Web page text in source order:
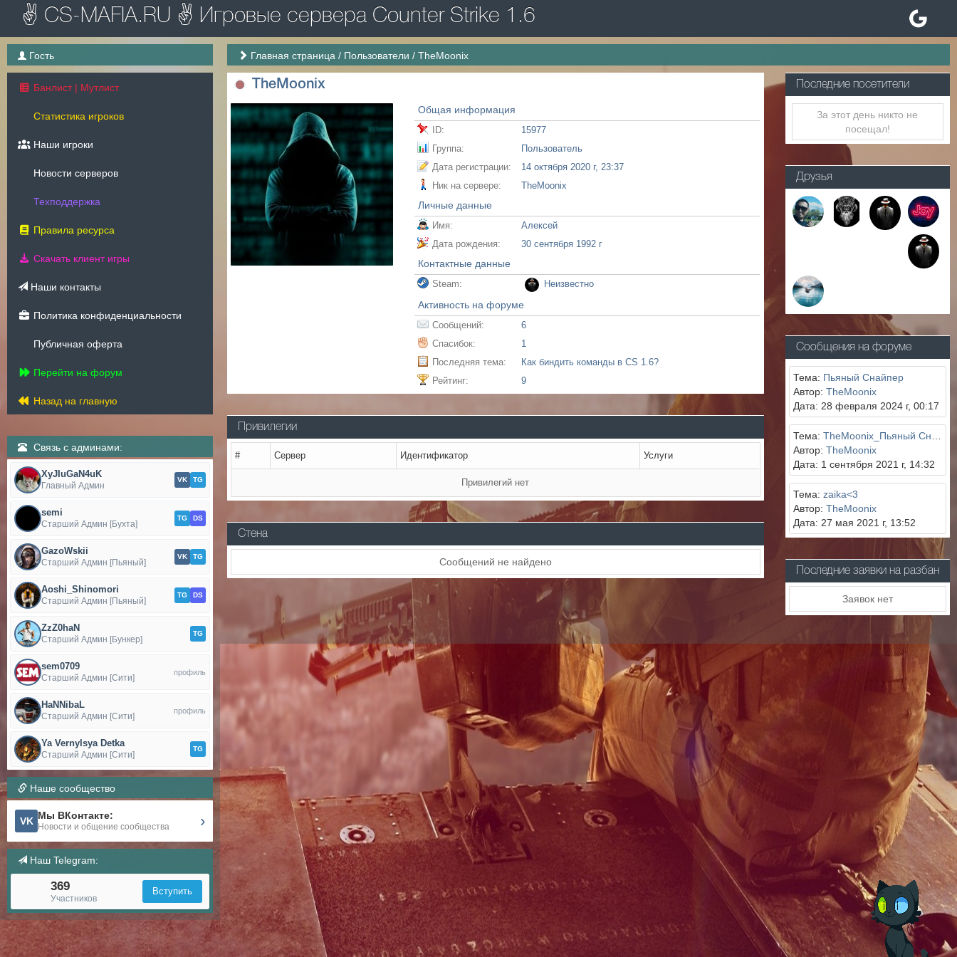
✌ CS-MAFIA.RU ✌ Игровые сервера Counter Strike 1.6
Гость
Банлист | Мутлист
Статистика игроков
Наши игроки
Новости серверов
Техподдержка
Правила ресурса
Скачать клиент игры
Наши контакты
Политика конфиденциальности
Публичная оферта
Перейти на форум
Назад на главную
Связь с админами:
XyJIuGaN4uK
Главный Админ
VK TG
semi
Старший Админ [Бухта]
TG DS
GazoWskii
Старший Админ [Пьяный]
VK TG
Aoshi_Shinomori
Старший Админ [Пьяный]
TG DS
ZzZ0haN
Старший Админ [Бункер]
TG
sem0709
Старший Админ [Сити]
профиль
HaNNibaL
Старший Админ [Сити]
профиль
Ya Vernylsya Detka
Старший Админ [Сити]
TG
Наше сообщество
VK Мы ВКонтакте:
Новости и общение сообщества ›
Наш Telegram:
369
Участников
Вступить
Главная страница / Пользователи /TheMoonix
TheMoonix
Общая информация
ID:
15977
Группа:
Пользователь
Дата регистрации:
14 октября 2020 г, 23:37
Ник на сервере:
TheMoonix
Личные данные
Имя:
Алексей
Дата рождения:
30 сентября 1992 г
Контактные данные
Steam: Неизвестно
Активность на форуме
Сообщений:
6
Спасибок:
1
Последняя тема:
Как биндить команды в CS 1.6?
Рейтинг:
9
Привилегии
# Сервер Идентификатор Услуги
Привилегий нет
Стена
Сообщений не найдено
Последние посетители
За этот день никто не
посещал!
Друзья
Сообщения на форуме
Тема: Пьяный Снайпер
Автор: TheMoonix
Дата: 28 февраля 2024 г, 00:17
Тема: TheMoonix_Пьяный Снайпер
Автор: TheMoonix
Дата: 1 сентября 2021 г, 14:32
Тема: zaika<3
Автор: TheMoonix
Дата: 27 мая 2021 г, 13:52
Последние заявки на разбан
Заявок нет